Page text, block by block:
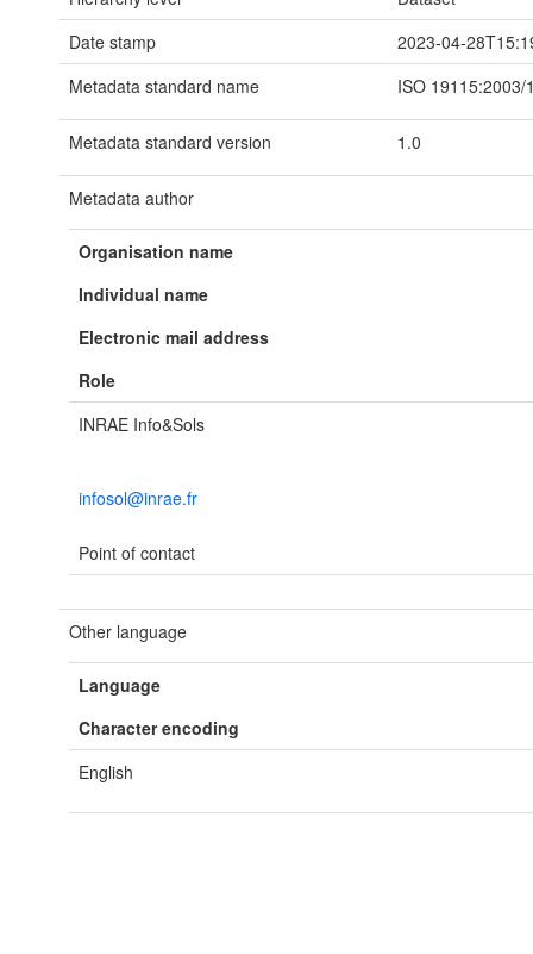
Date stamp
2023-04-
Metadata standard name
ISO 19115:2003/
Metadata standard version 1.0
Metadata author
Organisation name
Individual name
Electronic mail address
Role
INRAE Info&Sols
infosol@inrae.fr
Point of contact
Other language
Language
Character encoding
English